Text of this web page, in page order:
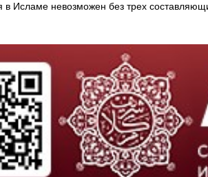
в Исламе невозможен без трех